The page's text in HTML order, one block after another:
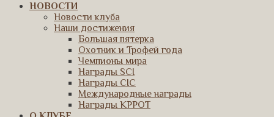
НОВОСТИ
Новости клуба
Наши достижения
Большая пятерка
Охотник и Трофей года
Чемпионы мира
Награды SCI
Награды CIC
Международные награды
Награды КРРОТ